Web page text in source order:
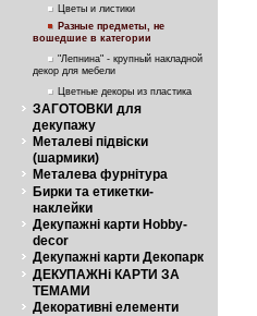
Цветы и листики
Разные предметы, не
вошедшие в категории
"Лепнина" - крупный накладной
декор для мебели
Цветные декоры из пластика
ЗАГОТОВКИ для
декупажу
Металеві підвіски
(шармики)
Металева фурнітура
Бирки та етикетки-
наклейки
Декупажні карти Hobby-
decor
Декупажні карти Декопарк
ДЕКУПАЖНі КАРТИ ЗА
ТЕМАМИ
Декоративні елементи